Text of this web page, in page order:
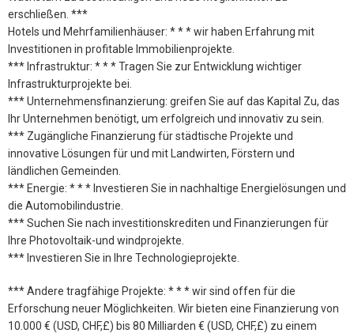
erschließen. ***
Hotels und Mehrfamilienhäuser: * * * wir haben Erfahrung mit
Investitionen in profitable Immobilienprojekte.
*** Infrastruktur: * * * Tragen Sie zur Entwicklung wichtiger
Infrastrukturprojekte bei.
*** Unternehmensfinanzierung: greifen Sie auf das Kapital Zu, das
Ihr Unternehmen benötigt, um erfolgreich und innovativ zu sein.
*** Zugängliche Finanzierung für städtische Projekte und
innovative Lösungen für und mit Landwirten, Förstern und
ländlichen Gemeinden.
*** Energie: * * * Investieren Sie in nachhaltige Energielösungen und
die Automobilindustrie.
*** Suchen Sie nach investitionskrediten und Finanzierungen für
Ihre Photovoltaik-und windprojekte.
*** Investieren Sie in Ihre Technologieprojekte.
*** Andere tragfähige Projekte: * * * wir sind offen für die
Erforschung neuer Möglichkeiten. Wir bieten eine Finanzierung von
10.000 € (USD, CHF,£) bis 80 Milliarden € (USD, CHF,£) zu einem